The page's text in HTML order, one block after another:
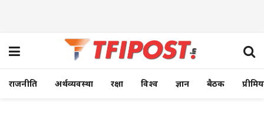
राजनीति अर्थव्यवस्था रक्षा विश्व ज्ञान बैठक